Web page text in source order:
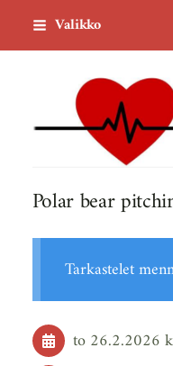
Siirry
sivun
Valikko
Polar bear
Tarkastelet
to 26.2.2026